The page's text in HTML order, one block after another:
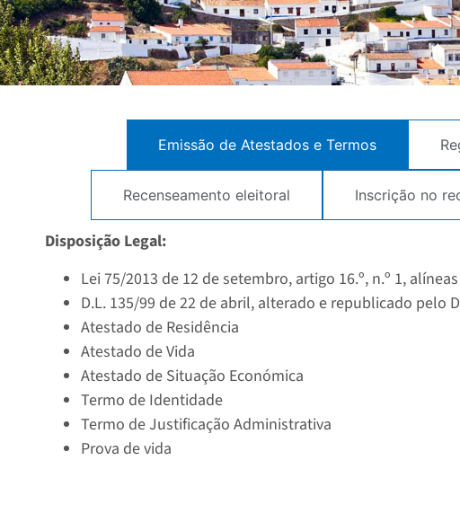
Emissão de Atestados e Termos
Recenseamento eleitoral Inscrição no
Disposição Legal:
Lei 75/2013 de 12 de setembro, artigo 16.º, n.º 1,
D.L. 135/99 de 22 de abril, alterado e republicado pelo
Atestado de Residência
Atestado de Vida
Atestado de Situação Económica
Termo de Identidade
Termo de Justificação Administrativa
Prova de vida